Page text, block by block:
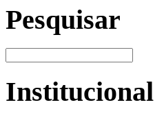
Pesquisar
Institucional